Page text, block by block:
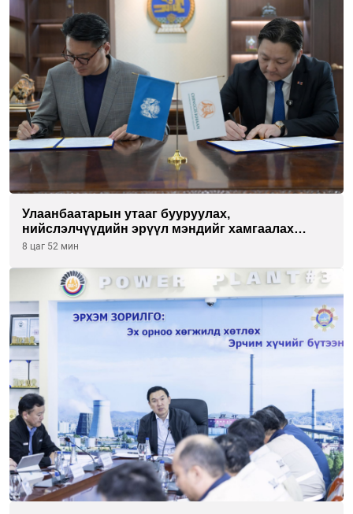
Улаанбаатарын утааг бууруулах,
нийслэлчүүдийн эрүүл мэндийг хамгаалах
төслийг “Чингис хаан баялгийн сан нэгдэл” ХХК-
8 цаг 52 мин